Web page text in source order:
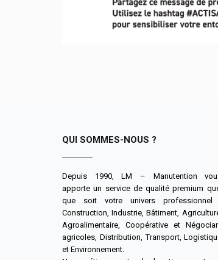
QUI SOMMES-NOUS ?
Depuis 1990, LM – Manutention
apporte un service de qualité premium
que soit votre univers professionnel
Construction, Industrie, Bâtiment,
Agroalimentaire, Coopérative et
agricoles, Distribution, Transport,
et Environnement.